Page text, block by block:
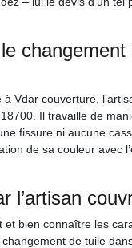
Vdar couverture,
Il travaille de
fissure ni aucune
de sa couleur avec
l’artisan
bien connaître les
de tuile